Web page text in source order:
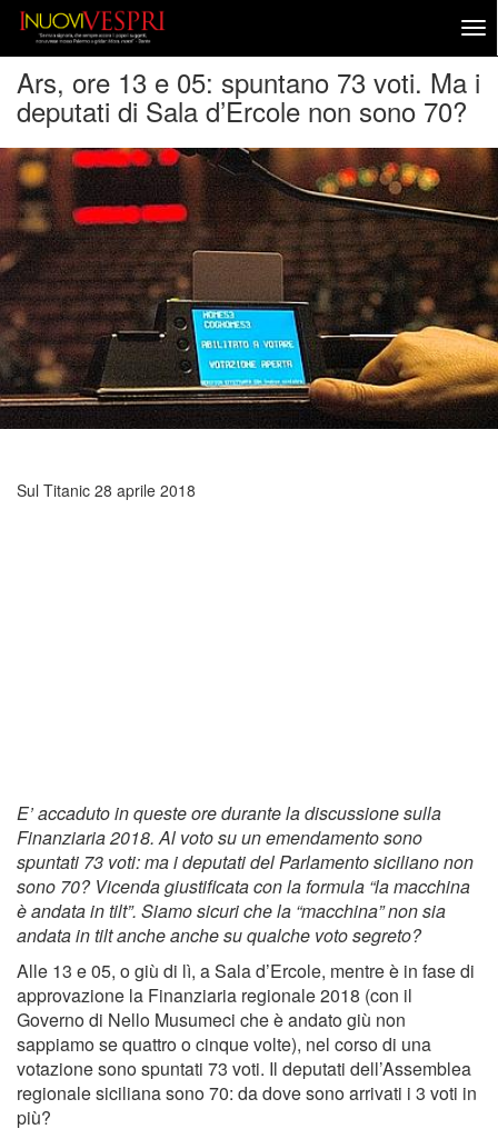
Ars, ore 13 e 05: spuntano 73 voti. Ma i
deputati di Sala d’Ercole non sono 70?
Sul Titanic 28 aprile 2018
E’ accaduto in queste ore durante la discussione sulla
Finanziaria 2018. Al voto su un emendamento sono
spuntati 73 voti: ma i deputati del Parlamento siciliano non
sono 70? Vicenda giustificata con la formula “la macchina
è andata in tilt”. Siamo sicuri che la “macchina” non sia
andata in tilt anche anche su qualche voto segreto?
Alle 13 e 05, o giù di lì, a Sala d’Ercole, mentre è in fase di
approvazione la Finanziaria regionale 2018 (con il
Governo di Nello Musumeci che è andato giù non
sappiamo se quattro o cinque volte), nel corso di una
votazione sono spuntati 73 voti. Il deputati dell’Assemblea
regionale siciliana sono 70: da dove sono arrivati i 3 voti in
più?